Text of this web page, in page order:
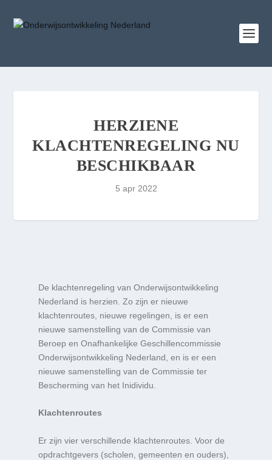
HERZIENE
KLACHTENREGELING NU
BESCHIKBAAR
5 apr 2022
De klachtenregeling van Onderwijsontwikkeling
Nederland is herzien. Zo zijn er nieuwe
klachtenroutes, nieuwe regelingen, is er een
nieuwe samenstelling van de Commissie van
Beroep en Onafhankelijke Geschillencommissie
Onderwijsontwikkeling Nederland, en is er een
nieuwe samenstelling van de Commissie ter
Bescherming van het Inidividu.
Klachtenroutes
Er zijn vier verschillende klachtenroutes. Voor de
opdrachtgevers (scholen, gemeenten en ouders),